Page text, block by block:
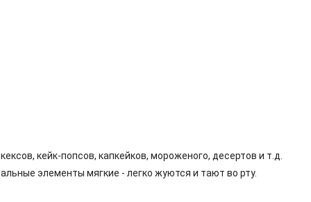
кейк-попсов, капкейков, мороженого, десертов и т.д.
элементы мягкие - легко жуются и тают во рту.